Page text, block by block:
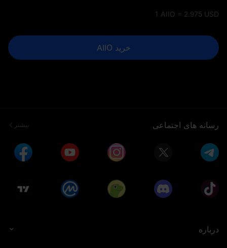
1 AIIO = 2.975 USD
خرید AIIO
رسانه های اجتماعی بیشتر
درباره